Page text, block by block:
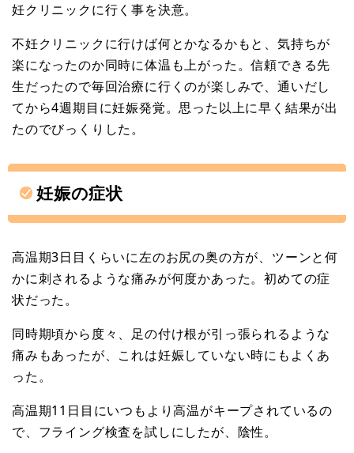
妊クリニックに行く事を決意。
不妊クリニックに行けば何とかなるかもと、気持ちが
楽になったのか同時に体温も上がった。信頼できる先
生だったので毎回治療に行くのが楽しみで、通いだし
てから4週期目に妊娠発覚。思った以上に早く結果が出
たのでびっくりした。
妊娠の症状
高温期3日目くらいに左のお尻の奥の方が、ツーンと何
かに刺されるような痛みが何度かあった。初めての症
状だった。
同時期頃から度々、足の付け根が引っ張られるような
痛みもあったが、これは妊娠していない時にもよくあ
った。
高温期11日目にいつもより高温がキープされているの
で、フライング検査を試しにしたが、陰性。